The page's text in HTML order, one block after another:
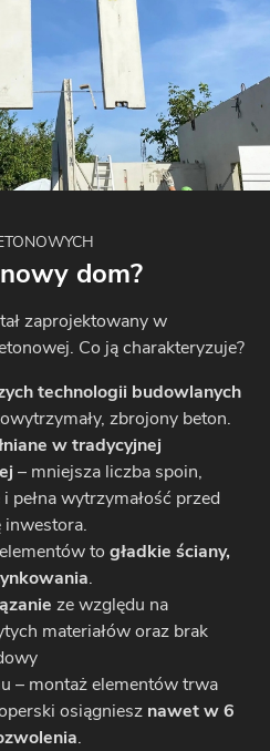
dom?
zaprojektowany w
Co ją charakteryzuje?
technologii budowlanych
zbrojony beton.
w tradycyjnej
– mniejsza liczba spoin,
pełna wytrzymałość przed
inwestora.
to gładkie ściany,
.
ze względu na
materiałów oraz brak
– montaż elementów trwa
osiągniesz nawet w 6
.